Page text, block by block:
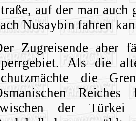
auf der man
Nusaybin fahren
Zugreisende aber
Als die
die
der